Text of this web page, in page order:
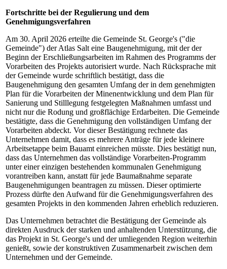
Fortschritte bei der Regulierung und dem
Genehmigungsverfahren
Am 30. April 2026 erteilte die Gemeinde St. George's ("die
Gemeinde") der Atlas Salt eine Baugenehmigung, mit der der
Beginn der Erschließungsarbeiten im Rahmen des Programms der
Vorarbeiten des Projekts autorisiert wurde. Nach Rücksprache mit
der Gemeinde wurde schriftlich bestätigt, dass die
Baugenehmigung den gesamten Umfang der in dem genehmigten
Plan für die Vorarbeiten der Minenentwicklung und dem Plan für
Sanierung und Stilllegung festgelegten Maßnahmen umfasst und
nicht nur die Rodung und großflächige Erdarbeiten. Die Gemeinde
bestätigte, dass die Genehmigung den vollständigen Umfang der
Vorarbeiten abdeckt. Vor dieser Bestätigung rechnete das
Unternehmen damit, dass es mehrere Anträge für jede kleinere
Arbeitsetappe beim Bauamt einreichen müsste. Dies bestätigt nun,
dass das Unternehmen das vollständige Vorarbeiten-Programm
unter einer einzigen bestehenden kommunalen Genehmigung
vorantreiben kann, anstatt für jede Baumaßnahme separate
Baugenehmigungen beantragen zu müssen. Dieser optimierte
Prozess dürfte den Aufwand für die Genehmigungsverfahren des
gesamten Projekts in den kommenden Jahren erheblich reduzieren.
Das Unternehmen betrachtet die Bestätigung der Gemeinde als
direkten Ausdruck der starken und anhaltenden Unterstützung, die
das Projekt in St. George's und der umliegenden Region weiterhin
genießt, sowie der konstruktiven Zusammenarbeit zwischen dem
Unternehmen und der Gemeinde.